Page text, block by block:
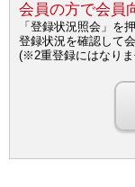
会員の方で会員
「登録状況照会」を
登録状況を確認して
(※2重登録にはなり